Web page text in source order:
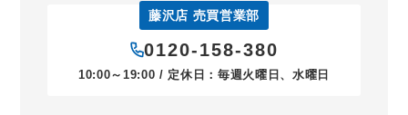
藤沢店 売買営業部
0120-158-380
10:00～19:00 / 定休日：毎週火曜日、水曜日